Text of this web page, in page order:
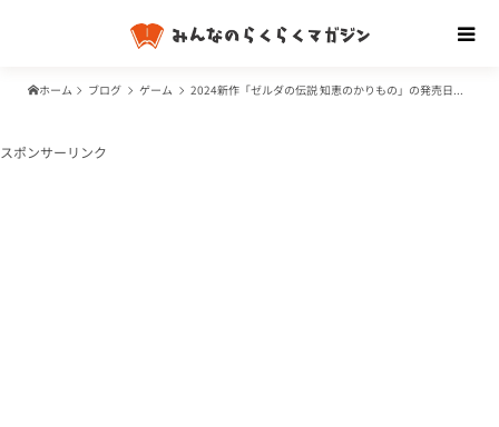
ホーム ブログ ゲーム 2024新作「ゼルダの伝説 知恵のかりもの」の発売日はいつ？料金や予約特典は？
スポンサーリンク